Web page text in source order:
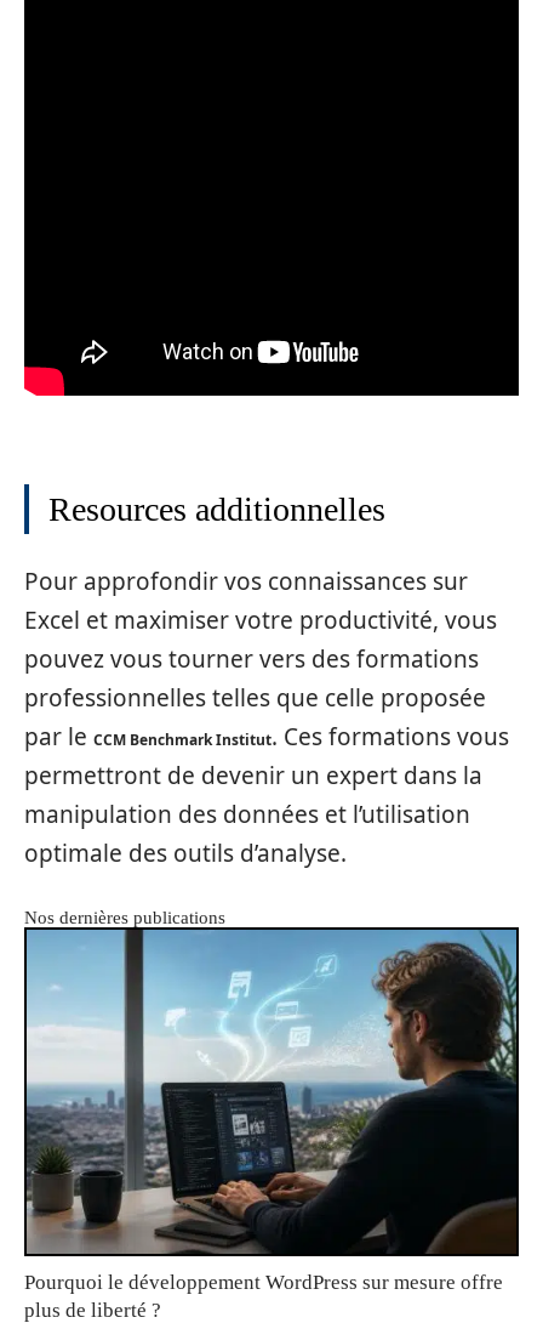
Resources additionnelles
Pour approfondir vos connaissances sur
Excel et maximiser votre productivité, vous
pouvez vous tourner vers des formations
professionnelles telles que celle proposée
par le CCM Benchmark Institut. Ces formations vous
permettront de devenir un expert dans la
manipulation des données et l’utilisation
optimale des outils d’analyse.
Nos dernières publications
Pourquoi le développement WordPress sur mesure offre
plus de liberté ?